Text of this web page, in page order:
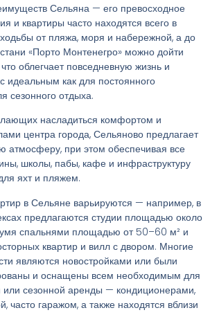
Сельяна — его превосходное
и квартиры часто находятся всего в
от пляжа, моря и набережной, а до
«Порто Монтенегро» можно дойти
облегчает повседневную жизнь и
идеальным как для постоянного
сезонного отдыха.
насладиться комфортом и
центра города, Сельяново предлагает
атмосферу, при этом обеспечивая все
школы, пабы, кафе и инфраструктуру
яхт и пляжем.
в Сельяне варьируются — например, в
предлагаются студии площадью около
спальнями площадью от 50–60 м² и
квартир и вилл с двором. Многие
являются новостройками или были
и оснащены всем необходимым для
или сезонной аренды — кондиционерами,
часто гаражом, а также находятся вблизи